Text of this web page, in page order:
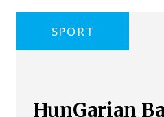
SPORT
HunGarian